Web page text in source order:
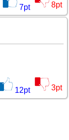
7pt 8pt
12pt 3pt